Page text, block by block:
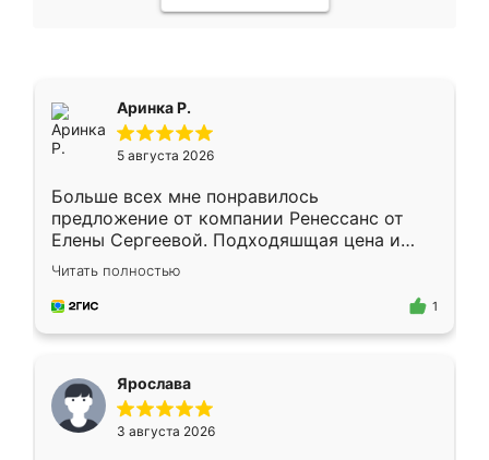
Аринка Р.
5 августа 2026
Больше всех мне понравилось
предложение от компании Ренессанс от
Елены Сергеевой. Подходяшщая цена и
короткие сроки изготовления. Приехавший
для замера сотрудник Владислав
предложил по моему эскизу самый
Читать полностью
1
Ярослава
3 августа 2026